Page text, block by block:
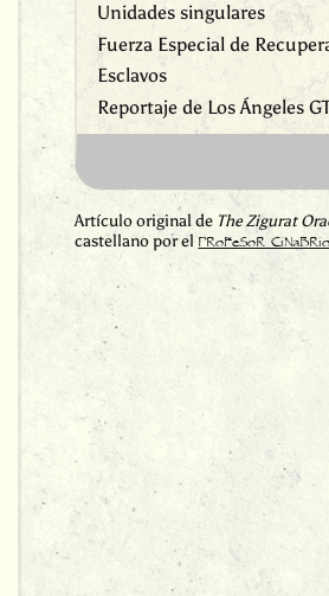
Unidades singulares
Fuerza Especial de
Esclavos
Reportaje de Los Ángeles
Artículo original de The Zigurat
castellano por el